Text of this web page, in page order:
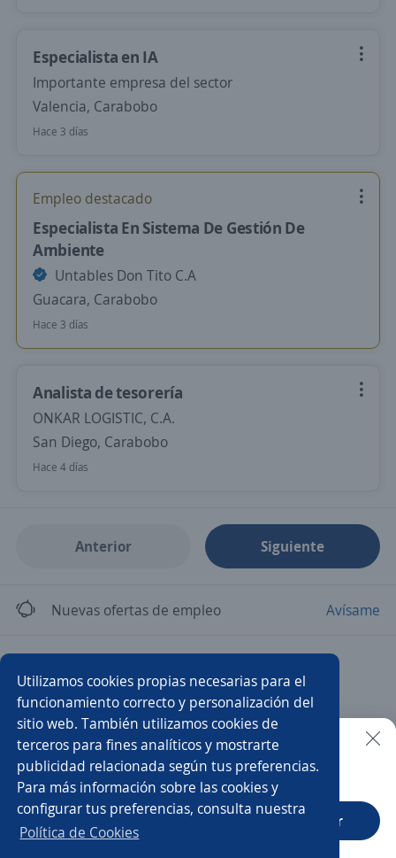
Utilizamos cookies propias necesarias para el
funcionamiento correcto y personalización del
sitio web. También utilizamos cookies de
terceros para fines analíticos y mostrarte
publicidad relacionada según tus preferencias.
Para más información sobre las cookies y
configurar tus preferencias, consulta nuestra
Política de Cookies
Especialista en IA
Importante empresa del sector
Valencia, Carabobo
Hace 3 días
Empleo destacado
Especialista En Sistema De Gestión De
Ambiente
Untables Don Tito C.A
Guacara, Carabobo
Hace 3 días
Analista de tesorería
ONKAR LOGISTIC, C.A.
San Diego, Carabobo
Hace 4 días
Anterior Siguiente
Nuevas ofertas de empleo Avísame
Técnico/a mecánico Especialista
Especialista de crédito y cobranza Técnico/a electricista
Especialista en cobranza Especialista en contabilidad
Especialista en inventarios
Buscar es más fácil en la app
CT App Abrir